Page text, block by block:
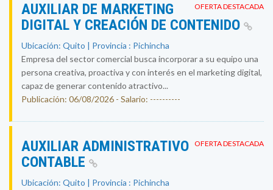
OFERTA DESTACADA
AUXILIAR DE MARKETING
DIGITAL Y CREACIÓN DE CONTENIDO
Ubicación: Quito | Provincia : Pichincha
Empresa del sector comercial busca incorporar a su equipo una
persona creativa, proactiva y con interés en el marketing digital,
capaz de generar contenido atractivo...
Publicación: 06/08/2026 - Salario: ----------
OFERTA DESTACADA
AUXILIAR ADMINISTRATIVO
CONTABLE
Ubicación: Quito | Provincia : Pichincha